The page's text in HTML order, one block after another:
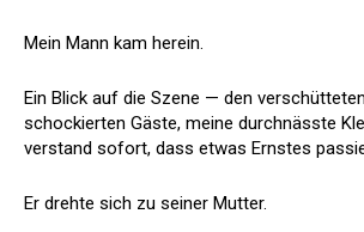
Mein Mann kam herein.
Ein Blick auf die Szene — den
schockierten Gäste, meine durchnässte
verstand sofort, dass etwas Ernstes
Er drehte sich zu seiner Mutter.